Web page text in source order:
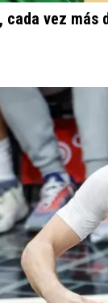
vez más